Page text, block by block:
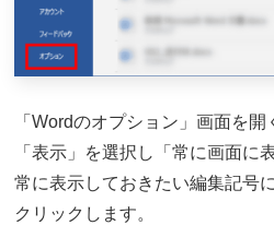
「Wordのオプション」画面を
「表示」を選択し「常に画面に
常に表示しておきたい編集記号
クリックします。